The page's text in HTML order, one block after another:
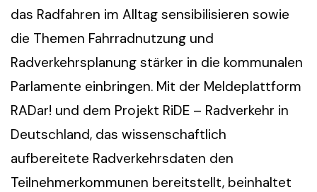
das Radfahren im Alltag sensibilisieren sowie
die Themen Fahrradnutzung und
Radverkehrsplanung stärker in die kommunalen
Parlamente einbringen. Mit der Meldeplattform
RADar! und dem Projekt RiDE – Radverkehr in
Deutschland, das wissenschaftlich
aufbereitete Radverkehrsdaten den
Teilnehmerkommunen bereitstellt, beinhaltet